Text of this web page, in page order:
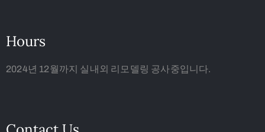
Hours
2024년 12월까지 실내외 리모델링 공사중입니다.